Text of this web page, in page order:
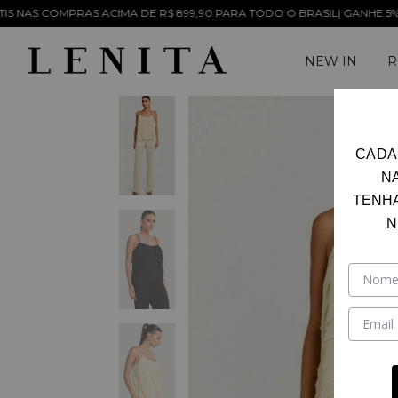
ACIMA DE R$ 899,90 PARA TODO O BRASIL| GANHE 5% OFF
NEW IN